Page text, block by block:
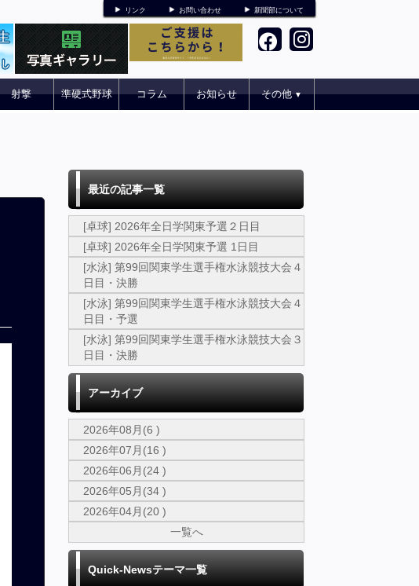
リンク お問い合わせ 新聞部について
射撃 準硬式野球 コラム お知らせ その他▼
最近の記事一覧
[卓球] 2026年全日学関東予選２日目
[卓球] 2026年全日学関東予選 1日目
[水泳] 第99回関東学生選手権水泳競技大会４
日目・決勝
[水泳] 第99回関東学生選手権水泳競技大会４
日目・予選
[水泳] 第99回関東学生選手権水泳競技大会３
日目・決勝
アーカイブ
2026年08月(6 )
2026年07月(16 )
2026年06月(24 )
2026年05月(34 )
2026年04月(20 )
一覧へ
Quick-Newsテーマ一覧